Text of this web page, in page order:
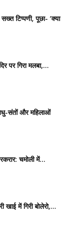
टिप्पणी, पूछा- ‘क्या
पर गिरा मलबा,...
संतों और महिलाओं
चमोली में...
खाई में गिरी बोलेरो,...